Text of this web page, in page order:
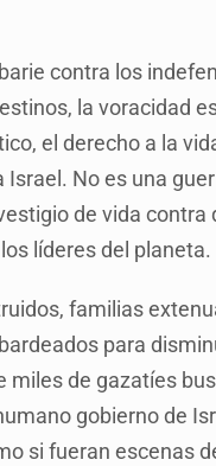
descarta
contra los
la voracidad
el derecho a la
No es una
de vida
líderes del planeta.
familias
para
miles de gazatíes
gobierno de
si fueran escenas